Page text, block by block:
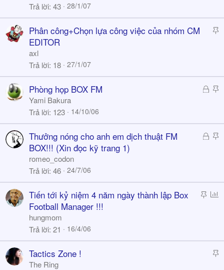
k
y
Trả lời 43 28/1/07
S
k
y
Phân công+Chọn lựa công việc của nhóm CM
EDITOR
axl
Trả lời 18 27/1/07
Đ
h
a
S
c
k
Phòng họp BOX FM
Yami Bakura
Trả lời 123 14/10/06
Đ
ó
a
S
k
Thưởng nóng cho anh em dịch thuật FM
BOX!!! (Xin đọc kỹ trang 1)
romeo_codon
Trả lời 46 24/7/06
S
k
Tiến tới kỷ niệm 4 năm ngày thành lập Box
Football Manager !!!
hungmom
Trả lời 21 16/4/06
S
Tactics Zone !
The Ring